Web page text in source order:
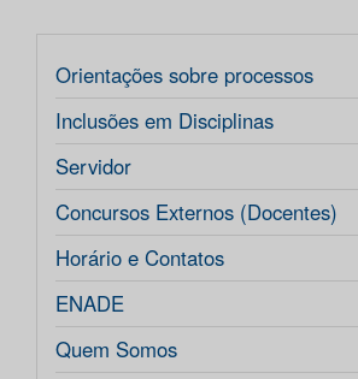
Orientações sobre processos
Inclusões em Disciplinas
Servidor
Concursos Externos (Docentes)
Horário e Contatos
ENADE
Quem Somos